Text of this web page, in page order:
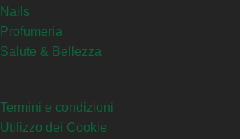
Nails
Profumeria
Salute & Bellezza
Termini e condizioni
Utilizzo dei Cookie